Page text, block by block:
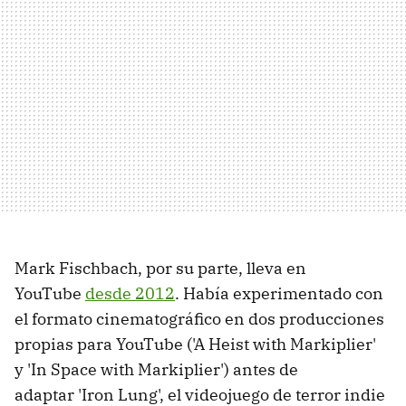
Mark Fischbach, por su parte, lleva en
YouTube desde 2012. Había experimentado con
el formato cinematográfico en dos producciones
propias para YouTube ('A Heist with Markiplier'
y 'In Space with Markiplier') antes de
adaptar 'Iron Lung', el videojuego de terror indie